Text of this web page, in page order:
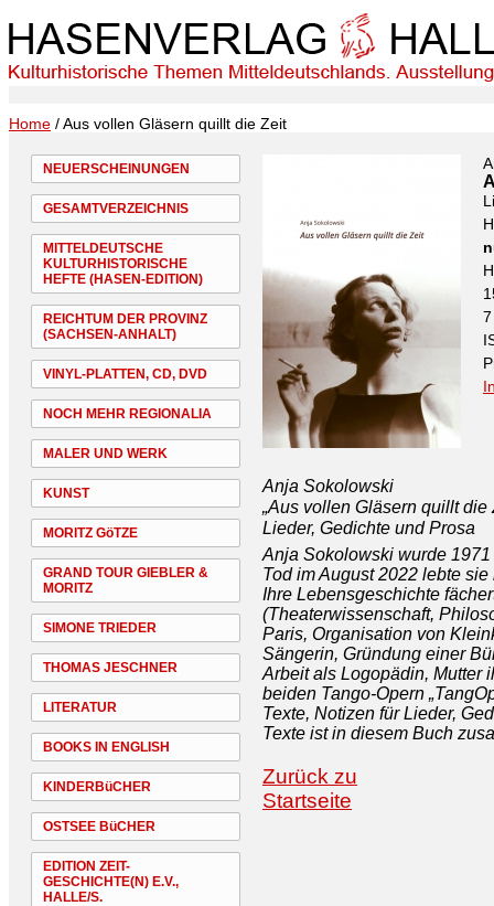
Home / Aus vollen Gläsern quillt die Zeit
NEUERSCHEINUNGEN
GESAMTVERZEICHNIS
MITTELDEUTSCHE
KULTURHISTORISCHE
HEFTE (HASEN-EDITION)
REICHTUM DER PROVINZ
(SACHSEN-ANHALT)
VINYL-PLATTEN, CD, DVD
NOCH MEHR REGIONALIA
MALER UND WERK
KUNST
MORITZ GöTZE
GRAND TOUR GIEBLER &
MORITZ
SIMONE TRIEDER
THOMAS JESCHNER
LITERATUR
BOOKS IN ENGLISH
KINDERBüCHER
OSTSEE BüCHER
EDITION ZEIT-
GESCHICHTE(N) E.V.,
HALLE/S.
Anja Sokolowski
„Aus vollen Gläsern quillt die
Lieder, Gedichte und Prosa
Anja Sokolowski wurde
Tod im August 2022 lebte
Ihre Lebensgeschichte
(Theaterwissenschaft,
Paris, Organisation von
Sängerin, Gründung einer
Arbeit als Logopädin, Mutter
beiden Tango-Opern
Texte, Notizen für Lieder,
Texte ist in diesem Buch
Zurück zu
Startseite